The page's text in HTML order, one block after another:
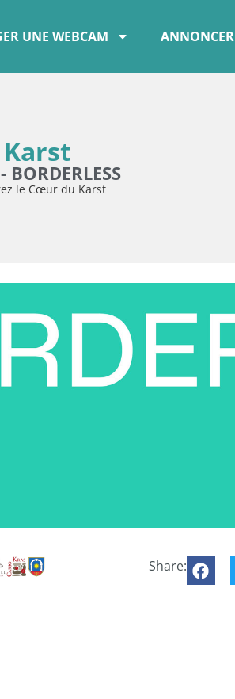
UNE WEBCAM ANNONCER
le Cœur du Karst
Share: